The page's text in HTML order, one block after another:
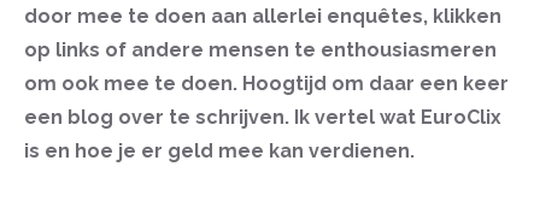
door mee te doen aan allerlei enquêtes, klikken
op links of andere mensen te enthousiasmeren
om ook mee te doen. Hoogtijd om daar een keer
een blog over te schrijven. Ik vertel wat EuroClix
is en hoe je er geld mee kan verdienen.